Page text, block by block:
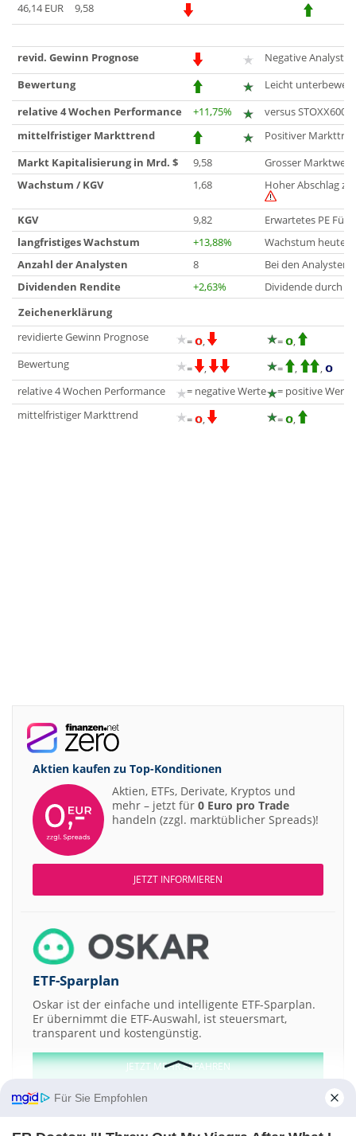
46,14 EUR
9,58
revid. Gewinn Prognose
Negative
Bewertung
Leicht
relative 4 Wochen Performance
+11,75%
versus STOXX600
mittelfristiger Markttrend
Positiver
Markt Kapitalisierung in Mrd. $
9,58
Grosser Marktwert
Wachstum / KGV
1,68 Hoher Abschlag
KGV 9,82
Erwartetes PE Für
langfristiges Wachstum
+13,88%
Wachstum heute
Anzahl der Analysten
8
Bei den Analysten
Dividenden Rendite
+2,63%
Dividende durch
Zeichenerklärung
revidierte Gewinn Prognose
= , =
,
Bewertung
= , = ,
,
relative 4 Wochen Performance
= negative Werte
= positive Werte
mittelfristiger Markttrend
= , = ,
Aktien kaufen zu Top-Konditionen
Aktien, ETFs, Derivate, Kryptos und
mehr – jetzt für 0 Euro pro Trade
handeln (zzgl. marktüblicher Spreads)!
JETZT INFORMIEREN
ETF-Sparplan
Oskar ist der einfache und intelligente ETF-Sparplan.
Er übernimmt die ETF-Auswahl, ist steuersmart,
transparent und kostengünstig.
JETZT MEHR ERFAHREN
Für Sie Empfohlen